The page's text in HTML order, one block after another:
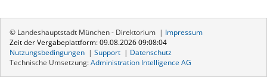
© Landeshauptstadt München - Direktorium | Impressum
Zeit der Vergabeplattform:09.08.2026 09:08:04
Nutzungsbedingungen | Support | Datenschutz
Technische Umsetzung:Administration Intelligence AG